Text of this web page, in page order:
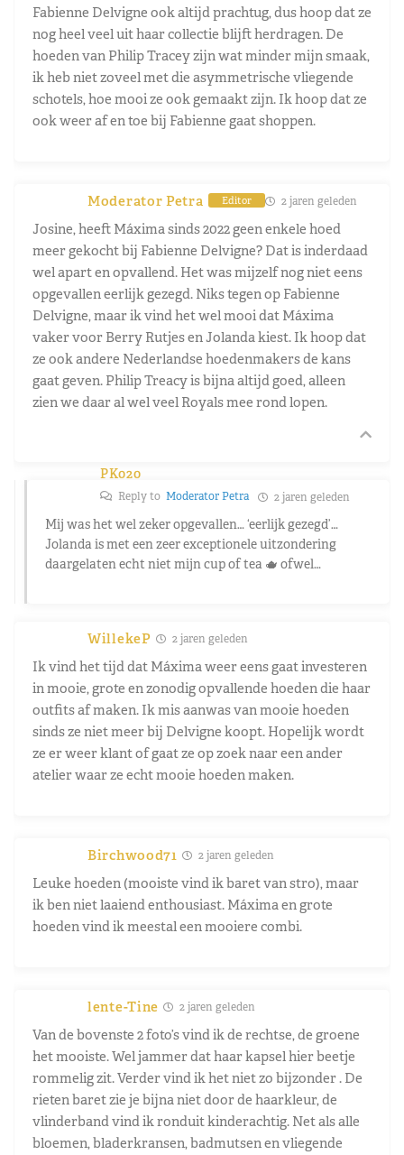
Fabienne Delvigne ook altijd prachtug, dus hoop dat ze
nog heel veel uit haar collectie blijft herdragen. De
hoeden van Philip Tracey zijn wat minder mijn smaak,
ik heb niet zoveel met die asymmetrische vliegende
schotels, hoe mooi ze ook gemaakt zijn. Ik hoop dat ze
ook weer af en toe bij Fabienne gaat shoppen.
Moderator Petra Editor 2 jaren geleden
Josine, heeft Máxima sinds 2022 geen enkele hoed
meer gekocht bij Fabienne Delvigne? Dat is inderdaad
wel apart en opvallend. Het was mijzelf nog niet eens
opgevallen eerlijk gezegd. Niks tegen op Fabienne
Delvigne, maar ik vind het wel mooi dat Máxima
vaker voor Berry Rutjes en Jolanda kiest. Ik hoop dat
ze ook andere Nederlandse hoedenmakers de kans
gaat geven. Philip Treacy is bijna altijd goed, alleen
zien we daar al wel veel Royals mee rond lopen.
PK020
Reply to Moderator Petra 2 jaren geleden
Mij was het wel zeker opgevallen… ‘eerlijk gezegd’…
Jolanda is met een zeer exceptionele uitzondering
daargelaten echt niet mijn cup of tea 🫖 ofwel…
WillekeP 2 jaren geleden
Ik vind het tijd dat Máxima weer eens gaat investeren
in mooie, grote en zonodig opvallende hoeden die haar
outfits af maken. Ik mis aanwas van mooie hoeden
sinds ze niet meer bij Delvigne koopt. Hopelijk wordt
ze er weer klant of gaat ze op zoek naar een ander
atelier waar ze echt mooie hoeden maken.
Birchwood71 2 jaren geleden
Leuke hoeden (mooiste vind ik baret van stro), maar
ik ben niet laaiend enthousiast. Máxima en grote
hoeden vind ik meestal een mooiere combi.
lente-Tine 2 jaren geleden
Van de bovenste 2 foto’s vind ik de rechtse, de groene
het mooiste. Wel jammer dat haar kapsel hier beetje
rommelig zit. Verder vind ik het niet zo bijzonder . De
rieten baret zie je bijna niet door de haarkleur, de
vlinderband vind ik ronduit kinderachtig. Net als alle
bloemen, bladerkransen, badmutsen en vliegende